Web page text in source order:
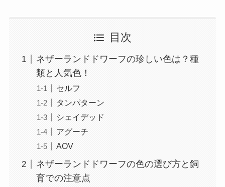
目次
ネザーランドドワーフの珍しい色は？種
類と人気色！
セルフ
タンパターン
シェイデッド
アグーチ
AOV
ネザーランドドワーフの色の選び方と飼
育での注意点